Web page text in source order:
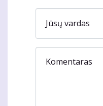
Jūsų vardas
Komentaras